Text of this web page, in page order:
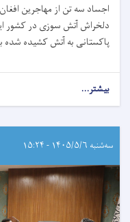
دلخراش آتش‌ سوزی در کشور
پاکستانی به آتش کشیده شده
بیشتر...
سه‌شنبه ۱۴۰۵/۵/۶ - ۱۵:۲۴